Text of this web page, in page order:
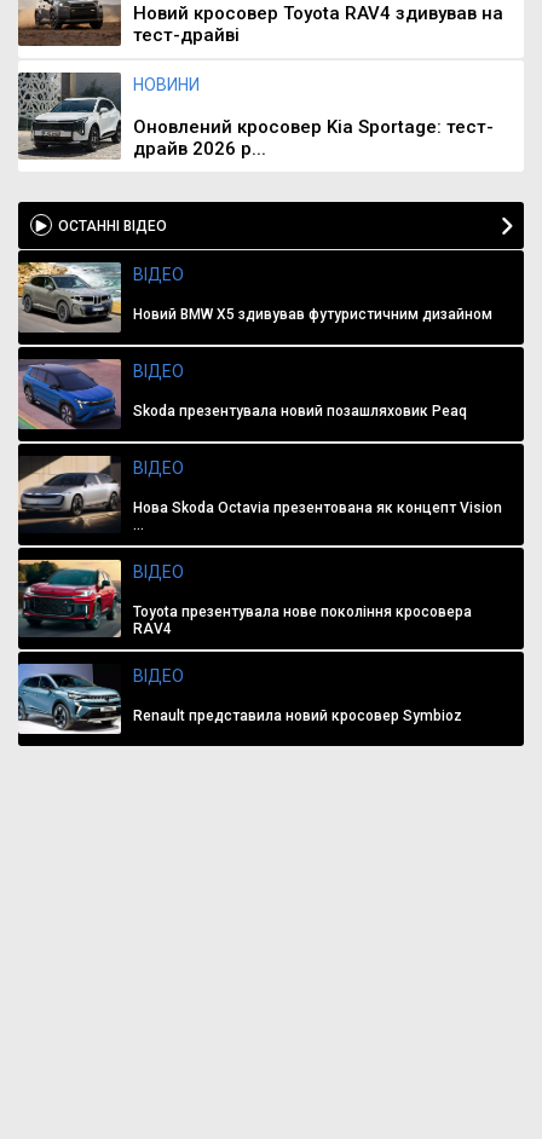
Новий кросовер Toyota RAV4 здивував на
тест-драйві
НОВИНИ
Оновлений кросовер Kia Sportage: тест-
драйв 2026 р...
ОСТАННІ ВІДЕО
ВІДЕО
Новий BMW X5 здивував футуристичним дизайном
ВІДЕО
Skoda презентувала новий позашляховик Peaq
ВІДЕО
Нова Skoda Octavia презентована як концепт Vision
...
ВІДЕО
Toyota презентувала нове покоління кросовера
RAV4
ВІДЕО
Renault представила новий кросовер Symbioz